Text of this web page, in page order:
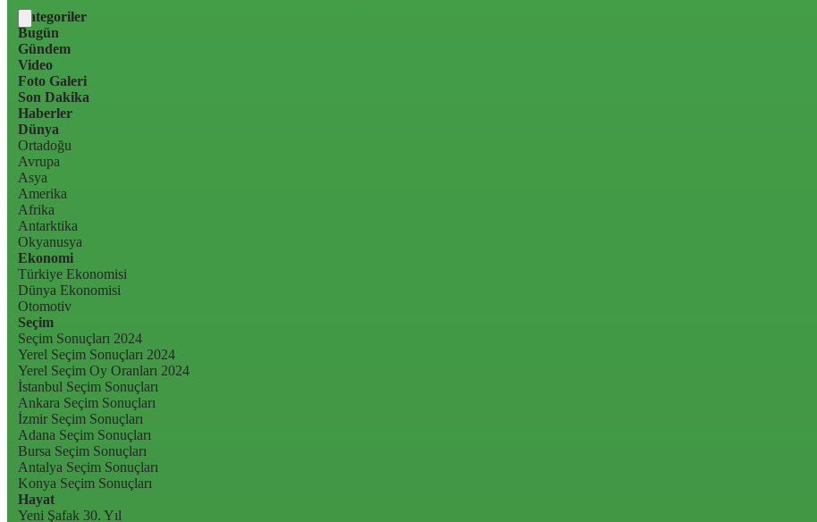
Kategoriler
Bugün
Gündem
Video
Foto Galeri
Son Dakika
Haberler
Dünya
Ortadoğu
Avrupa
Asya
Amerika
Afrika
Antarktika
Okyanusya
Ekonomi
Türkiye Ekonomisi
Dünya Ekonomisi
Otomotiv
Seçim
Seçim Sonuçları 2024
Yerel Seçim Sonuçları 2024
Yerel Seçim Oy Oranları 2024
İstanbul Seçim Sonuçları
Ankara Seçim Sonuçları
İzmir Seçim Sonuçları
Adana Seçim Sonuçları
Bursa Seçim Sonuçları
Antalya Seçim Sonuçları
Konya Seçim Sonuçları
Hayat
Yeni Şafak 30. Yıl